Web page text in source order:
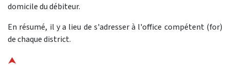
domicile du débiteur.
En résumé, il y a lieu de s'adresser à l'office compétent (for)
de chaque district.
⮝